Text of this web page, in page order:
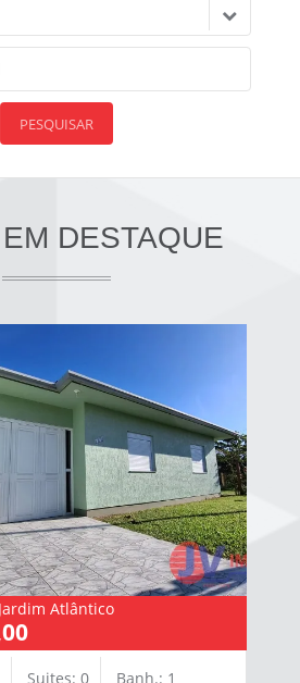
PESQUISAR
DESTAQUE
Atlântico
Suites: 0 Banh.: 1